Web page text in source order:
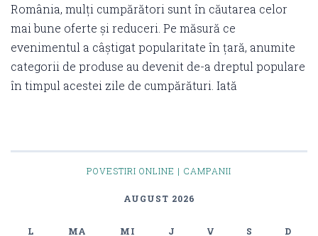
România, mulți cumpărători sunt în căutarea celor
mai bune oferte și reduceri. Pe măsură ce
evenimentul a câștigat popularitate în țară, anumite
categorii de produse au devenit de-a dreptul populare
în timpul acestei zile de cumpărături. Iată
POVESTIRI ONLINE | CAMPANII
AUGUST 2026
L MA MI J V S D